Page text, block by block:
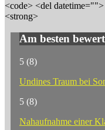
<code> <del
<strong>
Am besten
5 (8)
Undines Traum bei
5 (8)
Nahaufnahme einer